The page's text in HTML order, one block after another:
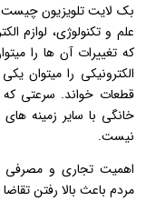
بک لایت تلویزیون
علم و تکنولوژی، لوازم
که تغییرات آن ها را
الکترونیکی را میتوان
قطعات خواند. سرعتی
خانگی با سایر زمینه
نیست.
اهمیت تجاری و مصرفی
مردم باعث بالا رفتن